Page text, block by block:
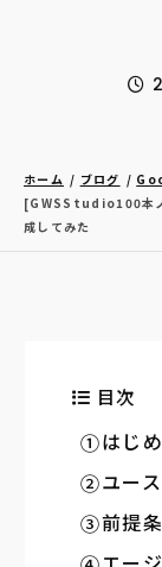
ホーム ブログ
[GWSStudio100本ノ
成してみた
目次
はじ
ユー
前提